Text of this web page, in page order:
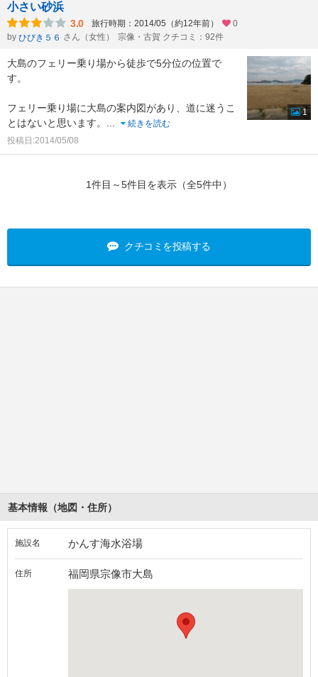
小さい砂浜
3.0 旅行時期：2014/05（約12年前）
0
by ひびき５６ さん（女性） 宗像・古賀 クチコミ：92件
大島のフェリー乗り場から徒歩で5分位の位置で
す。
フェリー乗り場に大島の案内図があり、道に迷うこ
とはないと思います。 ...
続きを読む
投稿日:2014/05/08
1
1件目～5件目を表示（全5件中）
クチコミを投稿する
基本情報（地図・住所）
施設名 かんす海水浴場
住所 福岡県宗像市大島